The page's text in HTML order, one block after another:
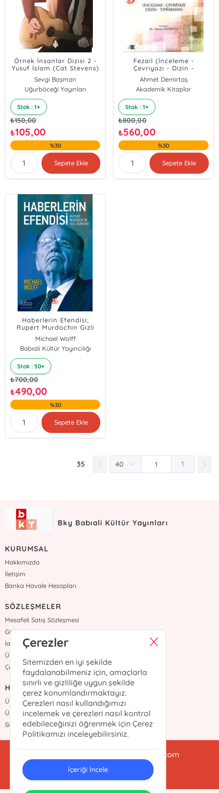
Örnek İnsanlar Dizisi 2 -
Yusuf İslam (Cat Stevens)
Sevgi Başman
Uğurböceği Yayınları
Stok : 1+
₺150,00
₺105,00
%30
Sepete Ekle
Fezail (İnceleme -
Çevriyazı - Dizin -
Tıpkıbasım)
Ahmet Demirtaş
Akademik Kitaplar
Stok : 1+
₺800,00
₺560,00
%30
Sepete Ekle
Haberlerin Efendisi;
Rupert Murdochin Gizli
Dünyası
Michael Wolff
Babıali Kültür Yayıncılığı
Stok : 50+
₺700,00
₺490,00
%30
Sepete Ekle
35 1
Bky Babıali Kültür Yayınları
KURUMSAL
Hakkımızda
İletişim
Banka Havale Hesapları
SÖZLEŞMELER
Mesafeli Satış Sözleşmesi
Gizlilik Sözleşmesi
İade ve Teslimat
Üyelik Sözleşmesi
Çerez Politikası
HIZLI ERİŞİM
Üye Ol
Üye Girişi
Sipariş Takip
babialikulturyayinlari@gmail.com
0212 438 47 78
Çerezler
Sitemizden en iyi şekilde
faydalanabilmeniz için, amaçlarla
sınırlı ve gizliliğe uygun şekilde
çerez konumlandırmaktayız.
Çerezleri nasıl kullandığımızı
incelemek ve çerezleri nasıl kontrol
edebileceğinizi öğrenmek için Çerez
Politikamızı inceleyebilirsiniz.
İçeriği İncele